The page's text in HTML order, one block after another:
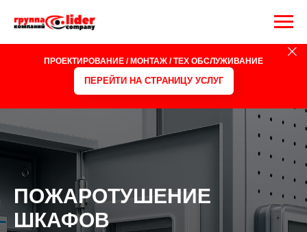
ОБОРУДОВАНИЕ ПРОТИВОПОЖАРНОЕ
ПРОЕКТИРОВАНИЕ / МОНТАЖ / ТЕХ ОБСЛУЖИВАНИЕ
ПЕРЕЙТИ НА СТРАНИЦУ УСЛУГ
ПОЖАРОТУШЕНИЕ
ШКАФОВ